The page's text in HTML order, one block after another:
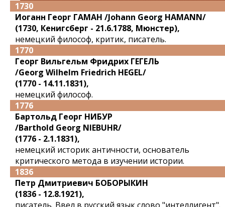
1730
Иоганн Георг ГАМАН /Johann Georg HAMANN/
(1730, Кенигсберг - 21.6.1788, Мюнстер),
немецкий философ, критик, писатель.
1770
Георг Вильгельм Фридрих ГЕГЕЛЬ
/Georg Wilhelm Friedrich HEGEL/
(1770 - 14.11.1831),
немецкий философ.
1776
Бартольд Георг НИБУР
/Barthold Georg NIEBUHR/
(1776 - 2.1.1831),
немецкий историк античности, основатель
критического метода в изучении истории.
1836
Петр Дмитриевич БОБОРЫКИН
(1836 - 12.8.1921),